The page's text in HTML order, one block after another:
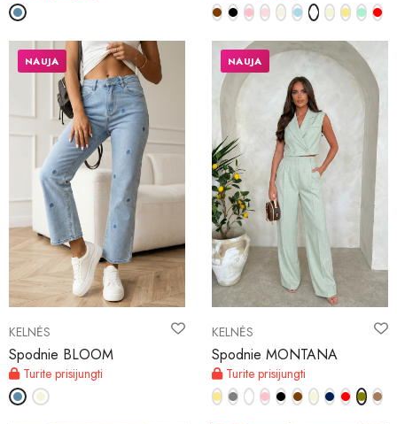
KELNĖS
Spodnie BLOOM
Turite prisijungti
NAUJA
KELNĖS
Spodnie MONTANA
Turite prisijungti
NAUJA